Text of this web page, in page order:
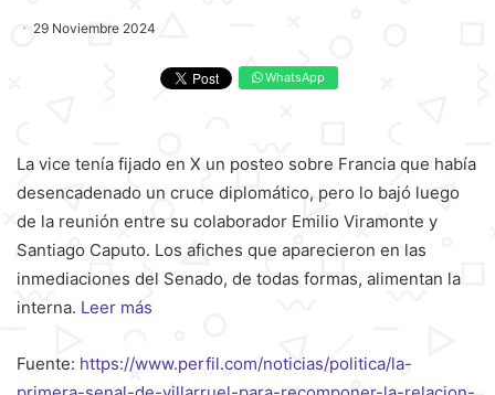
29 Noviembre 2024
WhatsApp
La vice tenía fijado en X un posteo sobre Francia que había
desencadenado un cruce diplomático, pero lo bajó luego
de la reunión entre su colaborador Emilio Viramonte y
Santiago Caputo. Los afiches que aparecieron en las
inmediaciones del Senado, de todas formas, alimentan la
interna. Leer más
Fuente: https://www.perfil.com/noticias/politica/la-